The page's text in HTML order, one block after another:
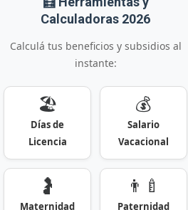
Calculadoras 2026
Calculá tus beneficios y subsidios al
instante:
🏖️
Días de
Licencia
💰
Salario
Vacacional
🤰
Maternidad
👨‍🍼
Paternidad